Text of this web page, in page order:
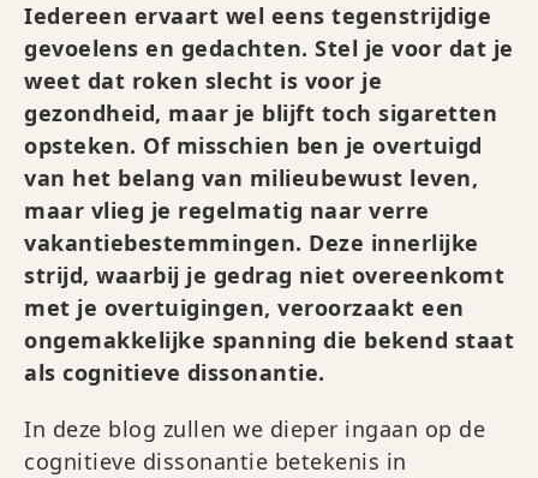
Iedereen ervaart wel eens tegenstrijdige
gevoelens en gedachten. Stel je voor dat je
weet dat roken slecht is voor je
gezondheid, maar je blijft toch sigaretten
opsteken. Of misschien ben je overtuigd
van het belang van milieubewust leven,
maar vlieg je regelmatig naar verre
vakantiebestemmingen. Deze innerlijke
strijd, waarbij je gedrag niet overeenkomt
met je overtuigingen, veroorzaakt een
ongemakkelijke spanning die bekend staat
als cognitieve dissonantie.
In deze blog zullen we dieper ingaan op de
cognitieve dissonantie betekenis in